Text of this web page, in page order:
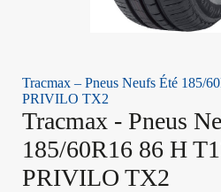
Tracmax – Pneus Neufs Été 185/
PRIVILO TX2
Tracmax - Pneus
185/60R16 86 H
PRIVILO TX2